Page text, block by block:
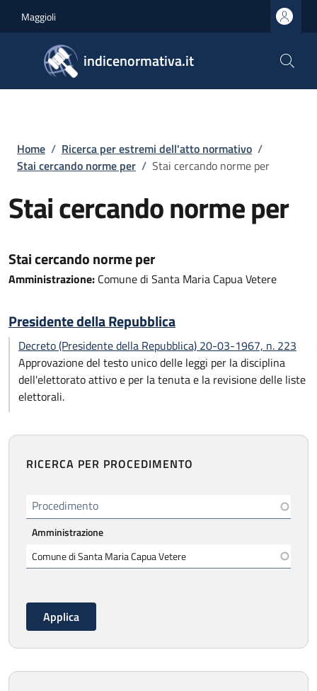
Maggioli
indicenormativa.it
Briciole di pane
Home / Ricerca per estremi dell'atto normativo /
Stai cercando norme per / Stai cercando norme per
Stai cercando norme per
Stai cercando norme per
Amministrazione: Comune di Santa Maria Capua Vetere
Presidente della Repubblica
Decreto (Presidente della Repubblica) 20-03-1967, n. 223
Approvazione del testo unico delle leggi per la disciplina
dell'elettorato attivo e per la tenuta e la revisione delle liste
elettorali.
RICERCA PER PROCEDIMENTO
Procedimento
Amministrazione